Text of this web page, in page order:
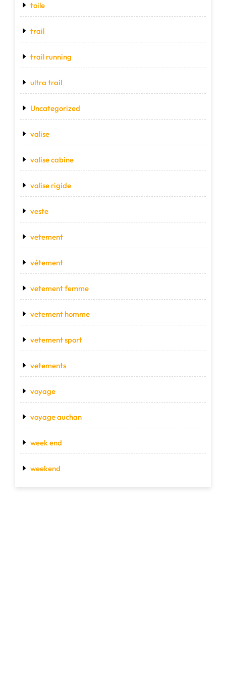
toile
trail
trail running
ultra trail
Uncategorized
valise
valise cabine
valise rigide
veste
vetement
vétement
vetement femme
vetement homme
vetement sport
vetements
voyage
voyage auchan
week end
weekend